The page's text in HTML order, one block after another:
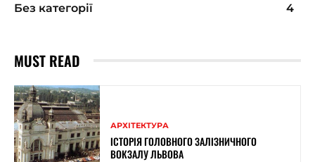
Без категорії
4
MUST READ
АРХІТЕКТУРА
ІСТОРІЯ ГОЛОВНОГО ЗАЛІЗНИЧНОГО
ВОКЗАЛУ ЛЬВОВА